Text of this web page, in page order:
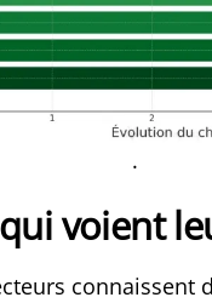
.
voient
connaissent